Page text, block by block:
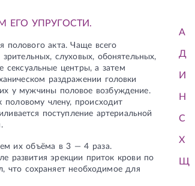
ЕГО УПРУГОСТИ.
полового акта. Чаще всего
слуховых, обонятельных,
сексуальные центры, а затем
раздражении головки
у мужчины половое возбуждение.
члену, происходит
поступление артериальной
их объёма в 3 — 4 раза.
развития эрекции приток крови по
что сохраняет необходимое для
А
Д
И
Н
С
Х
Щ